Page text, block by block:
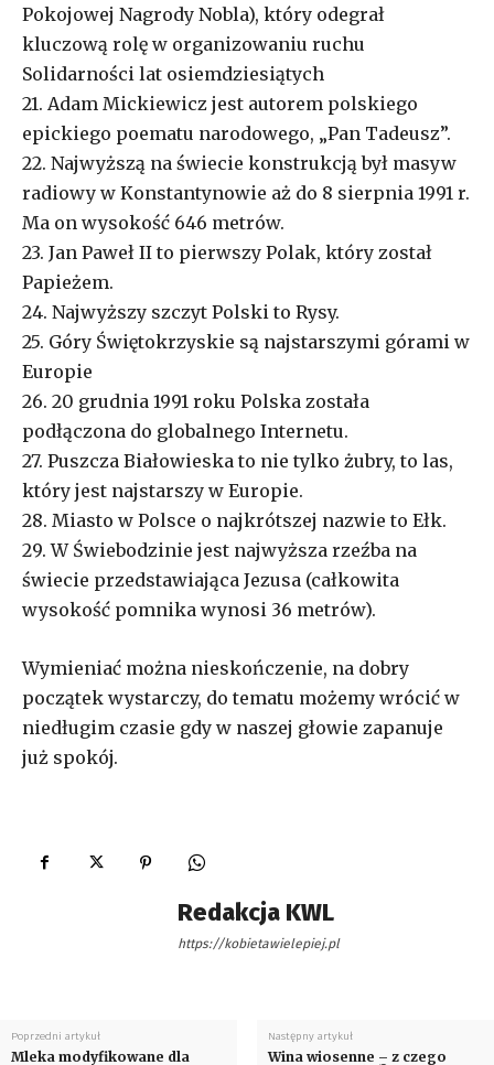
Pokojowej Nagrody Nobla), który odegrał
kluczową rolę w organizowaniu ruchu
Solidarności lat osiemdziesiątych
21. Adam Mickiewicz jest autorem polskiego
epickiego poematu narodowego, „Pan Tadeusz”.
22. Najwyższą na świecie konstrukcją był masyw
radiowy w Konstantynowie aż do 8 sierpnia 1991 r.
Ma on wysokość 646 metrów.
23. Jan Paweł II to pierwszy Polak, który został
Papieżem.
24. Najwyższy szczyt Polski to Rysy.
25. Góry Świętokrzyskie są najstarszymi górami w
Europie
26. 20 grudnia 1991 roku Polska została
podłączona do globalnego Internetu.
27. Puszcza Białowieska to nie tylko żubry, to las,
który jest najstarszy w Europie.
28. Miasto w Polsce o najkrótszej nazwie to Ełk.
29. W Świebodzinie jest najwyższa rzeźba na
świecie przedstawiająca Jezusa (całkowita
wysokość pomnika wynosi 36 metrów).
Wymieniać można nieskończenie, na dobry
początek wystarczy, do tematu możemy wrócić w
niedługim czasie gdy w naszej głowie zapanuje
już spokój.
Redakcja KWL
https://kobietawielepiej.pl
Poprzedni artykuł
Mleka modyfikowane dla
Następny artykuł
Wina wiosenne – z czego